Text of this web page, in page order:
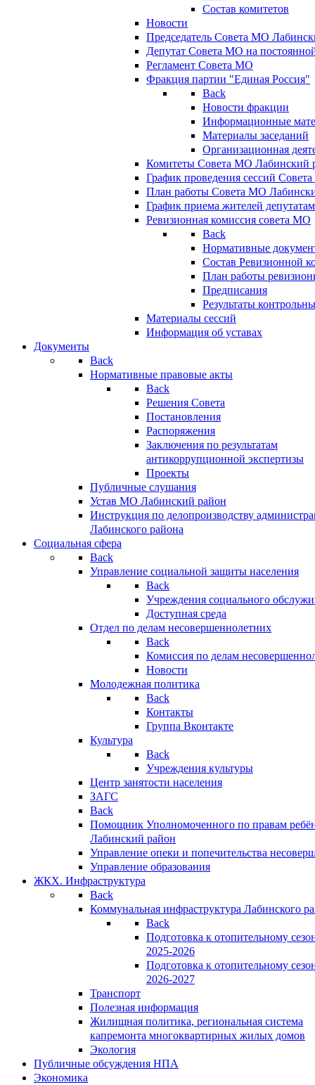
Состав комитетов
Новости
Председатель Совета МО
Депутат Совета МО на
Регламент Совета МО
Фракция партии "Единая Россия"
Back
Новости фракции
Информационные
Материалы заседаний
Организационная
Комитеты Совета МО Лабинский
График проведения сессий
План работы Совета МО
График приема жителей
Ревизионная комиссия совета МО
Back
Нормативные
Состав Ревизионной
План работы
Предписания
Результаты
Материалы сессий
Информация об уставах
Документы
Back
Нормативные правовые акты
Back
Решения Совета
Постановления
Распоряжения
Заключения по результатам
антикоррупционной экспертизы
Проекты
Публичные слушания
Устав МО Лабинский район
Инструкция по делопроизводству
Лабинского района
Социальная сфера
Back
Управление социальной защиты населения
Back
Учреждения социального
Доступная среда
Отдел по делам несовершеннолетних
Back
Комиссия по делам
Новости
Молодежная политика
Back
Контакты
Группа Вконтакте
Культура
Back
Учреждения культуры
Центр занятости населения
ЗАГС
Back
Помощник Уполномоченного по правам
Лабинский район
Управление опеки и попечительства
Управление образования
ЖКХ. Инфраструктура
Back
Коммунальная инфраструктура Лабинского
Back
Подготовка к отопительному
2025-2026
Подготовка к отопительному
2026-2027
Транспорт
Полезная информация
Жилищная политика, региональная система
капремонта многоквартирных жилых домов
Экология
Публичные обсуждения НПА
Экономика